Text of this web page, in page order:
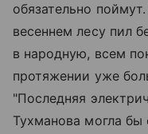
обязательно
весеннем лесу пил
в народную, всем
протяжении уже
"Последняя
Тухманова могла